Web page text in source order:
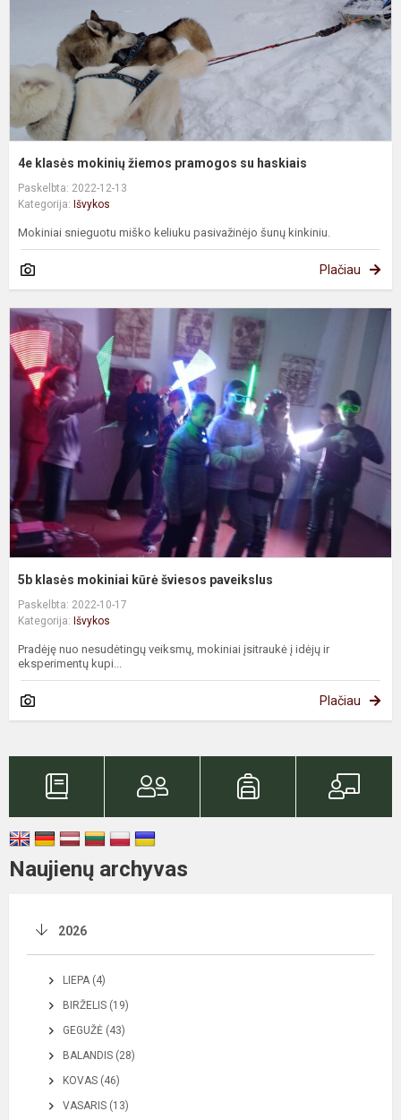
4e klasės mokinių žiemos pramogos su haskiais
Paskelbta: 2022-12-13
Kategorija: Išvykos
Mokiniai snieguotu miško keliuku pasivažinėjo šunų kinkiniu.
Plačiau
5b klasės mokiniai kūrė šviesos paveikslus
Paskelbta: 2022-10-17
Kategorija: Išvykos
Pradėję nuo nesudėtingų veiksmų, mokiniai įsitraukė į idėjų ir
eksperimentų kupi...
Plačiau
Naujienų archyvas
2026
LIEPA (4)
BIRŽELIS (19)
GEGUŽĖ (43)
BALANDIS (28)
KOVAS (46)
VASARIS (13)